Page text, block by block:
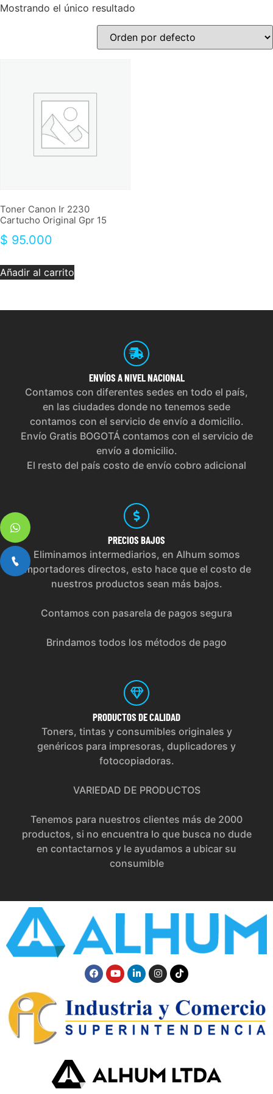
Mostrando el único resultado
Toner Canon Ir 2230
Cartucho Original Gpr 15
$ 95.000
Añadir al carrito
ENVÍOS A NIVEL NACIONAL
Contamos con diferentes sedes en todo el país,
en las ciudades donde no tenemos sede
contamos con el servicio de envío a domicilio.
Envío Gratis BOGOTÁ contamos con el servicio de
envío a domicilio.
El resto del país costo de envío cobro adicional
PRECIOS BAJOS
Eliminamos intermediarios, en Alhum somos
importadores directos, esto hace que el costo de
nuestros productos sean más bajos.
Contamos con pasarela de pagos segura
Brindamos todos los métodos de pago
PRODUCTOS DE CALIDAD
Toners, tintas y consumibles originales y
genéricos para impresoras, duplicadores y
fotocopiadoras.
VARIEDAD DE PRODUCTOS
Tenemos para nuestros clientes más de 2000
productos, si no encuentra lo que busca no dude
en contactarnos y le ayudamos a ubicar su
consumible